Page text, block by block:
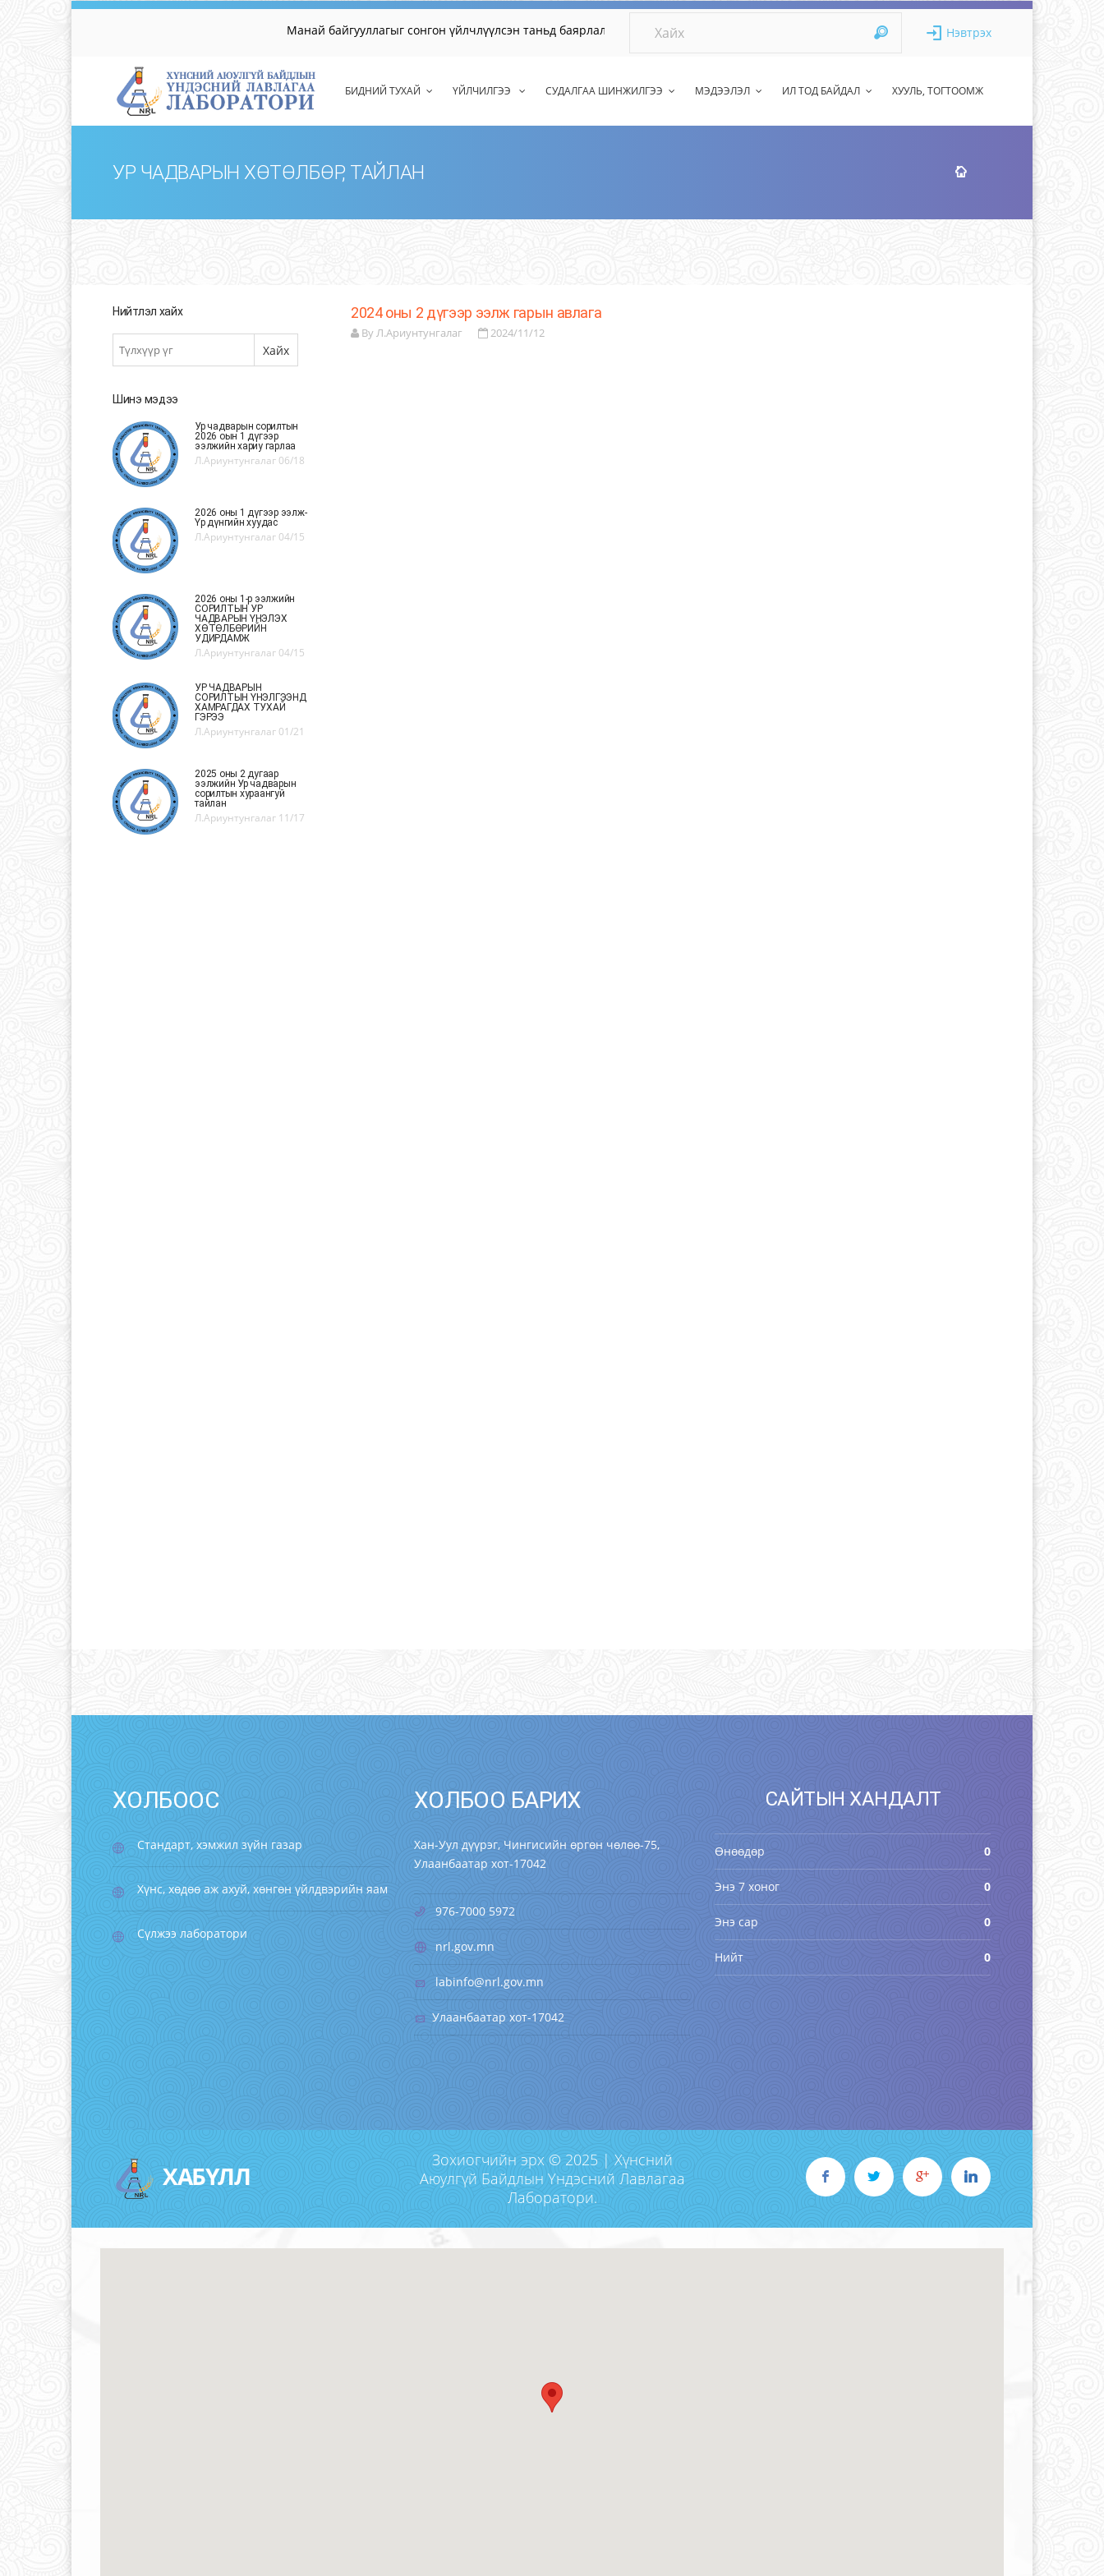
Манай байгууллагыг сонгон үйлчлүүлсэн таньд баярлалаа. Нэвтрэх
БИДНИЙ ТУХАЙ ҮЙЛЧИЛГЭЭ СУДАЛГАА ШИНЖИЛГЭЭ МЭДЭЭЛЭЛ ИЛ ТОД БАЙДАЛ ХУУЛЬ, ТОГТООМЖ
УР ЧАДВАРЫН ХӨТӨЛБӨР, ТАЙЛАН
Нийтлэл хайх
Шинэ мэдээ
Ур чадварын сорилтын
2026 оын 1 дүгээр
ээлжийн хариу гарлаа
Л.Ариунтунгалаг 06/18
2026 оны 1 дүгээр ээлж-
Үр дүнгийн хуудас
Л.Ариунтунгалаг 04/15
2026 оны 1-р ээлжийн
СОРИЛТЫН УР
ЧАДВАРЫН ҮНЭЛЭХ
ХӨТӨЛБӨРИЙН
УДИРДАМЖ
Л.Ариунтунгалаг 04/15
УР ЧАДВАРЫН
СОРИЛТЫН ҮНЭЛГЭЭНД
ХАМРАГДАХ ТУХАЙ
ГЭРЭЭ
Л.Ариунтунгалаг 01/21
2025 оны 2 дугаар
ээлжийн Ур чадварын
сорилтын хураангуй
тайлан
Л.Ариунтунгалаг 11/17
2024 оны 2 дүгээр ээлж гарын авлага
By Л.Ариунтунгалаг 2024/11/12
ХОЛБООС
Стандарт, хэмжил зүйн газар
Хүнс, хөдөө аж ахуй, хөнгөн үйлдвэрийн яам
Сүлжээ лаборатори
ХОЛБОО БАРИХ
Хан-Уул дүүрэг, Чингисийн өргөн чөлөө-75,
Улаанбаатар хот-17042
976-7000 5972
nrl.gov.mn
labinfo@nrl.gov.mn
Улаанбаатар хот-17042
САЙТЫН ХАНДАЛТ
Өнөөдөр 0
Энэ 7 хоног 0
Энэ сар 0
Нийт 0
ХАБҮЛЛ
Зохиогчийн эрх © 2025 | Хүнсний
Аюулгүй Байдлын Үндэсний Лавлагаа
Лаборатори.